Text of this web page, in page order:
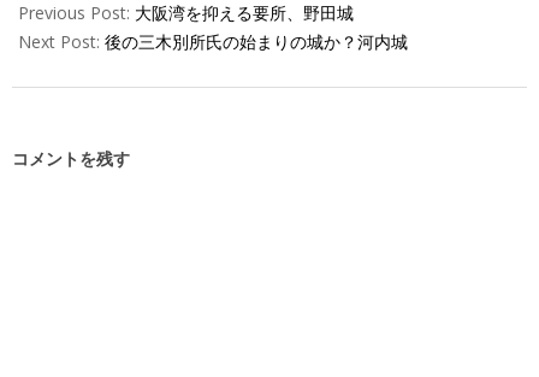
Previous Post: 大阪湾を抑える要所、野田城
Next Post: 後の三木別所氏の始まりの城か？河内城
コメントを残す